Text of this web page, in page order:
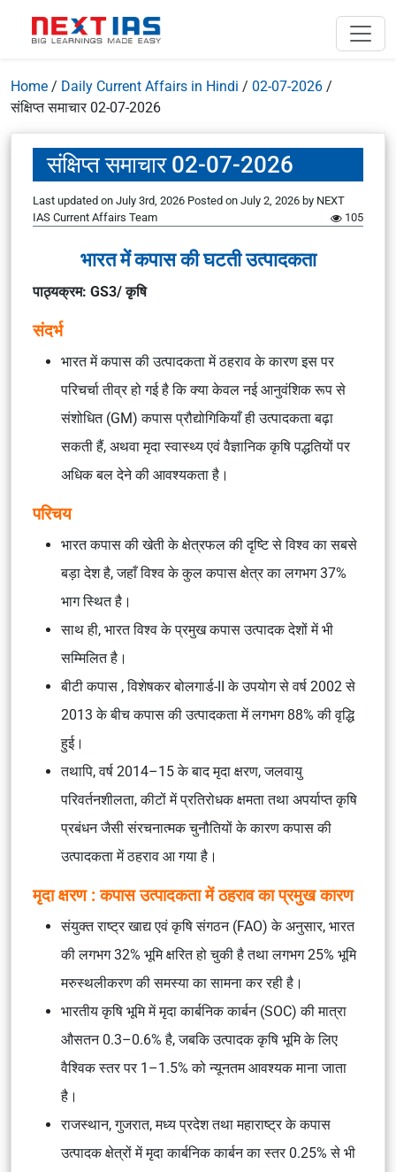
Home / Daily Current Affairs in Hindi / 02-07-2026 /
संक्षिप्त समाचार 02-07-2026
संक्षिप्त समाचार 02-07-2026
Last updated on July 3rd, 2026 Posted on July 2, 2026 by NEXT
IAS Current Affairs Team
105
भारत में कपास की घटती उत्पादकता
पाठ्यक्रम: GS3/ कृषि
संदर्भ
भारत में कपास की उत्पादकता में ठहराव के कारण इस पर
परिचर्चा तीव्र हो गई है कि क्या केवल नई आनुवंशिक रूप से
संशोधित (GM) कपास प्रौद्योगिकियाँ ही उत्पादकता बढ़ा
सकती हैं, अथवा मृदा स्वास्थ्य एवं वैज्ञानिक कृषि पद्धतियों पर
अधिक बल देने की आवश्यकता है।
परिचय
भारत कपास की खेती के क्षेत्रफल की दृष्टि से विश्व का सबसे
बड़ा देश है, जहाँ विश्व के कुल कपास क्षेत्र का लगभग 37%
भाग स्थित है।
साथ ही, भारत विश्व के प्रमुख कपास उत्पादक देशों में भी
सम्मिलित है।
बीटी कपास , विशेषकर बोलगार्ड-II के उपयोग से वर्ष 2002 से
2013 के बीच कपास की उत्पादकता में लगभग 88% की वृद्धि
हुई।
तथापि, वर्ष 2014–15 के बाद मृदा क्षरण, जलवायु
परिवर्तनशीलता, कीटों में प्रतिरोधक क्षमता तथा अपर्याप्त कृषि
प्रबंधन जैसी संरचनात्मक चुनौतियों के कारण कपास की
उत्पादकता में ठहराव आ गया है।
मृदा क्षरण : कपास उत्पादकता में ठहराव का प्रमुख कारण
संयुक्त राष्ट्र खाद्य एवं कृषि संगठन (FAO) के अनुसार, भारत
की लगभग 32% भूमि क्षरित हो चुकी है तथा लगभग 25% भूमि
मरुस्थलीकरण की समस्या का सामना कर रही है।
भारतीय कृषि भूमि में मृदा कार्बनिक कार्बन (SOC) की मात्रा
औसतन 0.3–0.6% है, जबकि उत्पादक कृषि भूमि के लिए
वैश्विक स्तर पर 1–1.5% को न्यूनतम आवश्यक माना जाता
है।
राजस्थान, गुजरात, मध्य प्रदेश तथा महाराष्ट्र के कपास
उत्पादक क्षेत्रों में मृदा कार्बनिक कार्बन का स्तर 0.25% से भी